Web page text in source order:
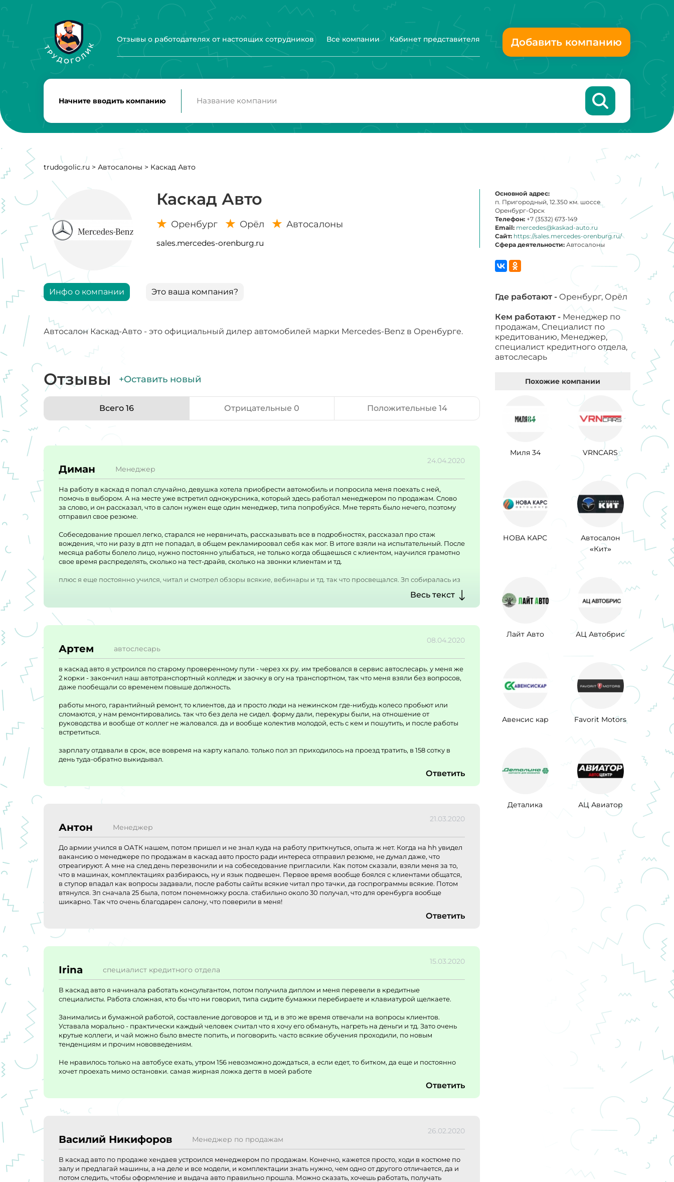
Отзывы о работодателях от настоящих сотрудников Все компании Кабинет представителя Добавить компанию
Начните вводить компанию
trudogolic.ru > Автосалоны > Каскад Авто
Каскад Авто
Оренбург Орёл Автосалоны
sales.mercedes-orenburg.ru
Инфо о компании Это ваша компания?
Автосалон Каскад-Авто - это официальный дилер автомобилей марки Mercedes-Benz в Оренбурге.
Отзывы +Оставить новый
Всего 16 Отрицательные 0 Положительные 14
24.04.2020
Диман Менеджер
На работу в каскад я попал случайно, девушка хотела приобрести автомобиль и попросила меня поехать с ней,
помочь в выбором. А на месте уже встретил однокурсника, который здесь работал менеджером по продажам. Слово
за слово, и он рассказал, что в салон нужен еще один менеджер, типа попробуйся. Мне терять было нечего, поэтому
отправил свое резюме.
Собеседование прошел легко, старался не нервничать, рассказывать все в подробностях, рассказал про стаж
вождения, что ни разу в дтп не попадал, в общем рекламироовал себя как мог. В итоге взяли на испытательный. После
месяца работы болело лицо, нужно постоянно улыбаться, не только когда общаешься с клиентом, научился грамотно
свое время распределять, сколько на тест-драйв, сколько на звонки клиентам и тд.
плюс я еще постоянно учился, читал и смотрел обзоры всякие, вебинары и тд. так что просвещался. Зп собиралась из
могу сказать что работой в каскад авто доволен, интересно, люди разные, постоянно в курсе новинок, мне нравится
Весь текст
08.04.2020
Артем автослесарь
в каскад авто я устроился по старому проверенному пути - через хх ру. им требовался в сервис автослесарь. у меня же
2 корки - закончил наш автотранспортный колледж и заочку в огу на транспортном, так что меня взяли без вопросов,
даже пообещали со временем повыше должность.
работы много, гарантийный ремонт, то клиентов, да и просто люди на нежинском где-нибудь колесо пробьют или
сломаются, у нам ремонтировались. так что без дела не сидел. форму дали, перекуры были, на отношение от
руководства и вообще от коллег не жаловался. да и вообще колектив молодой, есть с кем и пошутить, и после работы
встретиться.
зарплату отдавали в срок, все вовремя на карту капало. только пол зп приходилось на проезд тратить, в 158 сотку в
день туда-обратно выкидывал.
Ответить
21.03.2020
Антон Менеджер
До армии учился в ОАТК нашем, потом пришел и не знал куда на работу приткнуться, опыта ж нет. Когда на hh увидел
вакансию о менеджере по продажам в каскад авто просто ради интереса отправил резюме, не думал даже, что
отреагируют. А мне на след день перезвонили и на собеседование пригласили. Как потом сказали, взяли меня за то,
что в машинах, комплектациях разбираюсь, ну и язык подвешен. Первое время вообще боялся с клиентами общатся,
в ступор впадал как вопросы задавали, после работы сайты всякие читал про тачки, да госпрограммы всякие. Потом
втянулся. Зп сначала 25 была, потом понемножку росла. стабильно около 30 получал, что для оренбурга вообще
шикарно. Так что очень благодарен салону, что поверили в меня!
Ответить
15.03.2020
Irina специалист кредитного отдела
В каскад авто я начинала работать консультантом, потом получила диплом и меня перевели в кредитные
специалисты. Работа сложная, кто бы что ни говорил, типа сидите бумажки перебираете и клавиатурой щелкаете.
Занимались и бумажной работой, составление договоров и тд, и в это же время отвечали на вопросы клиентов.
Уставала морально - практически каждый человек считал что я хочу его обмануть, нагреть на деньги и тд. Зато очень
крутые коллеги, и чай можно было вместе попить, и поговорить. часто всякие обучения проходили, по новым
тенденциям и прочим нововведениям.
Не нравилось только на автобусе ехать, утром 156 невозможно дождаться, а если едет, то битком, да еще и постоянно
хочет проехать мимо остановки. самая жирная ложка дегтя в моей работе
Ответить
26.02.2020
Василий Никифоров Менеджер по продажам
В каскад авто по продаже хендаев устроился менеджером по продажам. Конечно, кажется просто, ходи в костюме по
залу и предлагай машины, а на деле и все модели, и комплектации знать нужно, чем одно от другого отличается, да и
потом следить, чтобы оформление и выдача авто правильно прошла. Можно сказать, хочешь работать, получать
Основной адрес:
п. Пригородный, 12.350 км. шоссе
Оренбург-Орск
Телефон: +7 (3532) 673-149
Email: mercedes@kaskad-auto.ru
Сайт: https://sales.mercedes-orenburg.ru/
Сфера деятельности: Автосалоны
Где работают - Оренбург, Орёл
Кем работают - Менеджер по
продажам, Специалист по
кредитованию, Менеджер,
специалист кредитного отдела,
автослесарь
Похожие компании
Миля 34 VRNCARS
НОВА КАРС
Автосалон
«Кит»
Лайт Авто АЦ Автобрис
Авенсис кар Favorit Motors
Деталика АЦ Авиатор